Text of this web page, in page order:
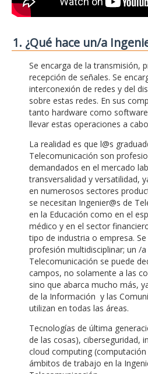
1. ¿Qué hace un/a
Se encarga de la transmisión,
recepción de señales. Se
interconexión de redes y del
sobre estas redes. En sus
tanto hardware como
llevar estas operaciones a
La realidad es que l@s
Telecomunicación son
demandados en el mercado
transversalidad y versatilidad,
en numerosos sectores
se necesitan Ingenier@s de
en la Educación como en el
médico y en el sector
tipo de industria o empresa.
profesión multidisciplinar; un /
Telecomunicación se puede
campos, no solamente a las
sino que abarca mucho más,
de la Información y las
utilizan en todas las áreas.
Tecnologías de última
de las cosas), ciberseguridad,
cloud computing
ámbitos de trabajo en la